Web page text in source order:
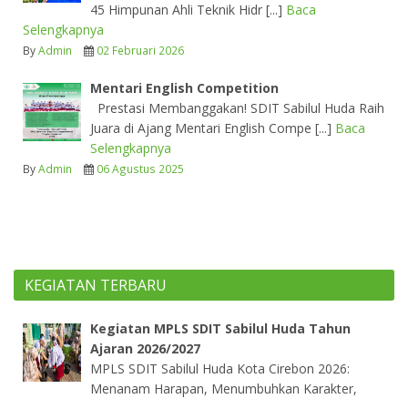
45 Himpunan Ahli Teknik Hidr [...] Baca
Selengkapnya
ByAdmin 02 Februari 2026
Mentari English Competition
Prestasi Membanggakan! SDIT Sabilul Huda Raih
Juara di Ajang Mentari English Compe [...] Baca
Selengkapnya
ByAdmin 06 Agustus 2025
KEGIATAN TERBARU
Kegiatan MPLS SDIT Sabilul Huda Tahun
Ajaran 2026/2027
MPLS SDIT Sabilul Huda Kota Cirebon 2026:
Menanam Harapan, Menumbuhkan Karakter,